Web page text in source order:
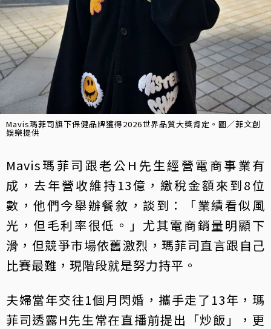
Mavis瑪菲司旗下保健品牌獲得2026世界品質大獎肯定。圖／菲文創
娛樂提供
Mavis瑪菲司跟老公H先生經營電商事業有
成，去年營收維持13億，繳稅金額來到8位
數，他們今舉辦餐敘，談到：「業績看似風
光，但毛利率很低。」尤其電商銷量明顯下
滑，但競爭市場依舊激烈，瑪菲司直言跟自己
比賽最難，現階段就是努力持平。
夫婦當年交往1個月閃婚，攜手走了13年，瑪
菲司透露H先生常在直播前提出「炒飯」，更